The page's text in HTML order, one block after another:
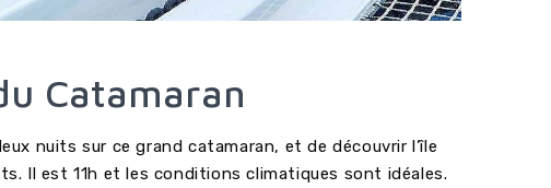
Catamaran
nuits sur ce grand catamaran, et de découvrir l’île
Il est 11h et les conditions climatiques sont idéales.